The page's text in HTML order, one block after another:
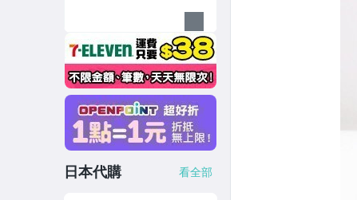
日本代購 看全部